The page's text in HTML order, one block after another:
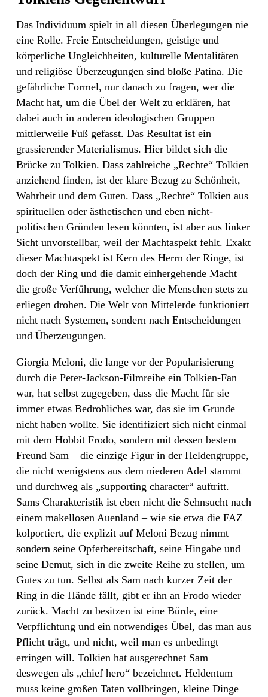
Das Individuum spielt in all diesen Überlegungen nie
eine Rolle. Freie Entscheidungen, geistige und
körperliche Ungleichheiten, kulturelle Mentalitäten
und religiöse Überzeugungen sind bloße Patina. Die
gefährliche Formel, nur danach zu fragen, wer die
Macht hat, um die Übel der Welt zu erklären, hat
dabei auch in anderen ideologischen Gruppen
mittlerweile Fuß gefasst. Das Resultat ist ein
grassierender Materialismus. Hier bildet sich die
Brücke zu Tolkien. Dass zahlreiche „Rechte“ Tolkien
anziehend finden, ist der klare Bezug zu Schönheit,
Wahrheit und dem Guten. Dass „Rechte“ Tolkien aus
spirituellen oder ästhetischen und eben nicht-
politischen Gründen lesen könnten, ist aber aus linker
Sicht unvorstellbar, weil der Machtaspekt fehlt. Exakt
dieser Machtaspekt ist Kern des Herrn der Ringe, ist
doch der Ring und die damit einhergehende Macht
die große Verführung, welcher die Menschen stets zu
erliegen drohen. Die Welt von Mittelerde funktioniert
nicht nach Systemen, sondern nach Entscheidungen
und Überzeugungen.
Giorgia Meloni, die lange vor der Popularisierung
durch die Peter-Jackson-Filmreihe ein Tolkien-Fan
war, hat selbst zugegeben, dass die Macht für sie
immer etwas Bedrohliches war, das sie im Grunde
nicht haben wollte. Sie identifiziert sich nicht einmal
mit dem Hobbit Frodo, sondern mit dessen bestem
Freund Sam – die einzige Figur in der Heldengruppe,
die nicht wenigstens aus dem niederen Adel stammt
und durchweg als „supporting character“ auftritt.
Sams Charakteristik ist eben nicht die Sehnsucht nach
einem makellosen Auenland – wie sie etwa die FAZ
kolportiert, die explizit auf Meloni Bezug nimmt –
sondern seine Opferbereitschaft, seine Hingabe und
seine Demut, sich in die zweite Reihe zu stellen, um
Gutes zu tun. Selbst als Sam nach kurzer Zeit der
Ring in die Hände fällt, gibt er ihn an Frodo wieder
zurück. Macht zu besitzen ist eine Bürde, eine
Verpflichtung und ein notwendiges Übel, das man aus
Pflicht trägt, und nicht, weil man es unbedingt
erringen will. Tolkien hat ausgerechnet Sam
deswegen als „chief hero“ bezeichnet. Heldentum
muss keine großen Taten vollbringen, kleine Dinge